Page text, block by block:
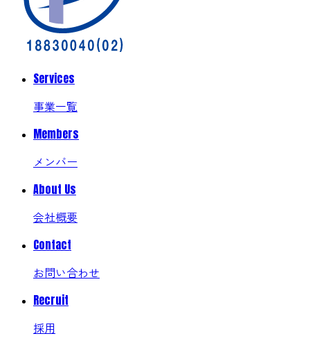
Services
事業一覧
Members
メンバー
About Us
会社概要
Contact
お問い合わせ
Recruit
採用